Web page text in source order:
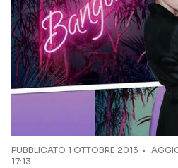
PUBBLICATO 1 OTTOBRE 2013
17:13